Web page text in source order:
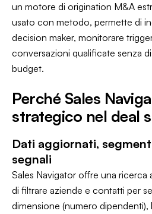
un motore di origination M&A
usato con metodo, permette di
decision maker, monitorare
conversazioni qualificate senza
budget.
Perché Sales
strategico nel deal
Dati aggiornati,
segnali
Sales Navigator offre una
di filtrare aziende e contatti per
dimensione (numero